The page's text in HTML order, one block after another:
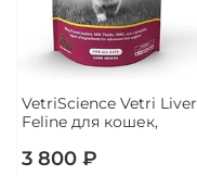
VetriScience Vetri Liver
Feline для кошек,
3 800 ₽